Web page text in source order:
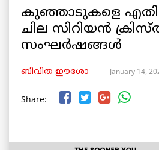
കുഞ്ഞാടുകളെ
ചില സിറിയൻ
സംഘർഷങ്ങൾ
ബിവിത ഈശോ January 14,
Share: